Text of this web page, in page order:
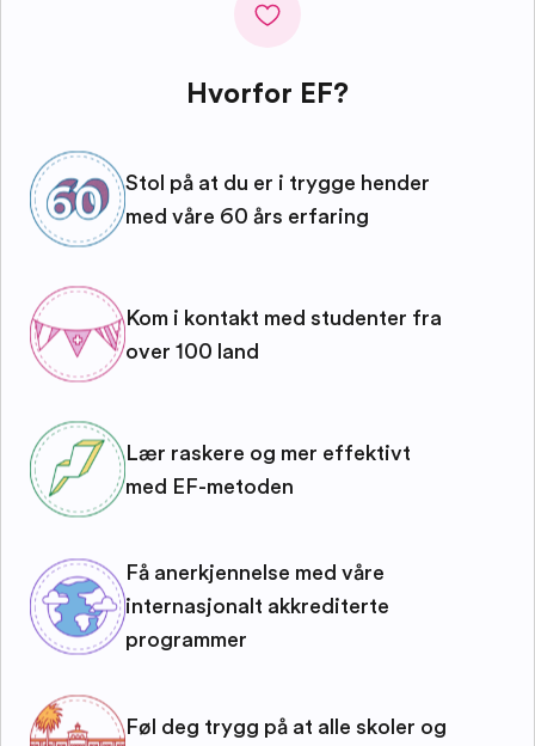
Hvorfor EF?
Stol på at du er i trygge hender
med våre 60 års erfaring
Kom i kontakt med studenter fra
over 100 land
Lær raskere og mer effektivt
med EF-metoden
Få anerkjennelse med våre
internasjonalt akkrediterte
programmer
Føl deg trygg på at alle skoler og